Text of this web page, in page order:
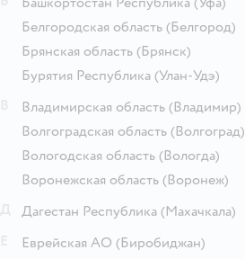
Белгородская область (Белгород)
Брянская область (Брянск)
Бурятия Республика (Улан-Удэ)
Владимирская область (Владимир)
Волгоградская область (Волгоград)
Вологодская область (Вологда)
Воронежская область (Воронеж)
Дагестан Республика (Махачкала)
Еврейская АО (Биробиджан)